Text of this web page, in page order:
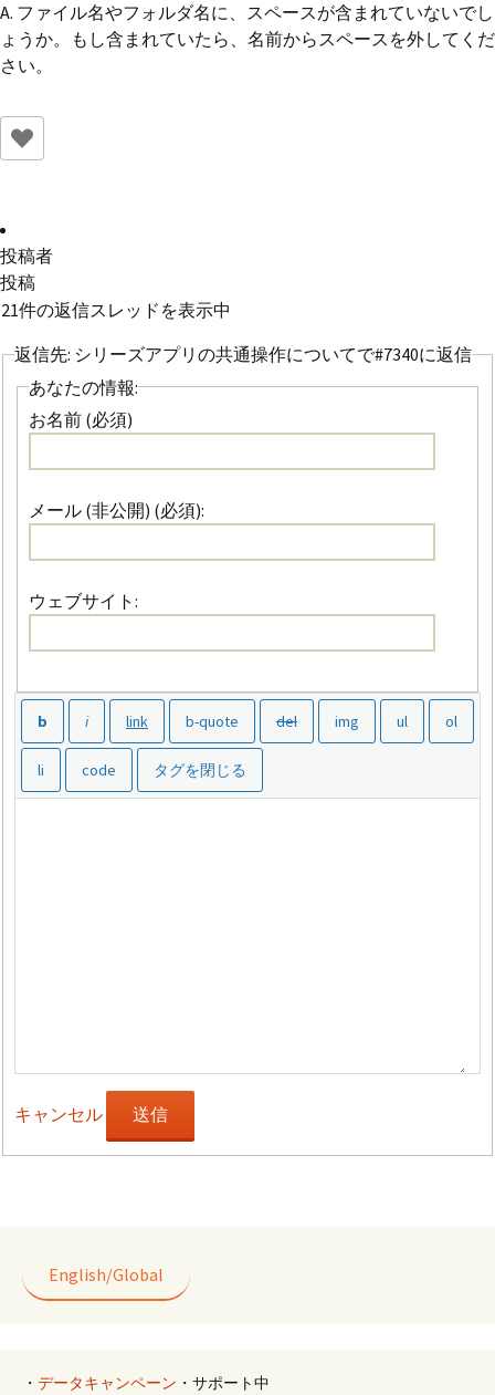
A. ファイル名やフォルダ名に、スペースが含まれていないでし
ょうか。もし含まれていたら、名前からスペースを外してくだ
さい。
投稿者
投稿
21件の返信スレッドを表示中
返信先: シリーズアプリの共通操作についてで#7340に返信
あなたの情報:
お名前 (必須)
メール (非公開) (必須):
ウェブサイト:
キャンセル 送信
English/Global
・ データキャンペーン ・サポート中